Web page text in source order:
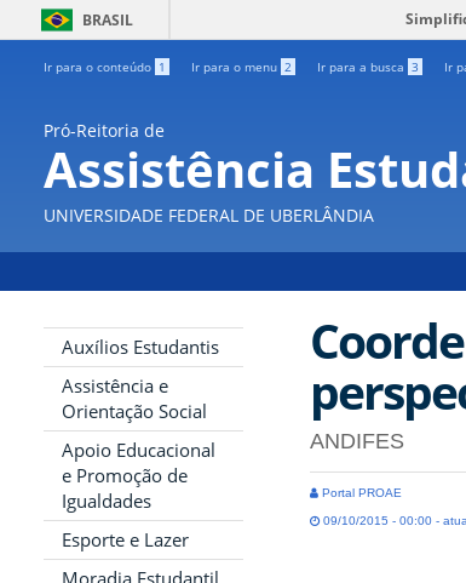
BRASIL
Ir para o conteúdo 1 Ir para o menu 2 Ir para a busca 3 Ir
Pró-Reitoria de
Assistência
UNIVERSIDADE FEDERAL DE UBERLÂNDIA
Auxílios Estudantis
Assistência e
Orientação Social
Apoio Educacional
e Promoção de
Igualdades
Esporte e Lazer
Moradia Estudantil
ANDIFES
Portal PROAE
09/10/2015 - 00:00 -